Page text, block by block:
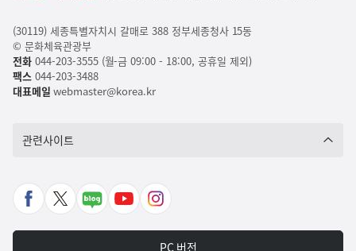
(30119) 세종특별자치시 갈매로 388 정부세종청사 15동
© 문화체육관광부
전화044-203-3555 (월-금 09:00 - 18:00, 공휴일 제외)
팩스 044-203-3488
대표메일 webmaster@korea.kr
관련사이트
페
X
네
유
인
타
PC 버전